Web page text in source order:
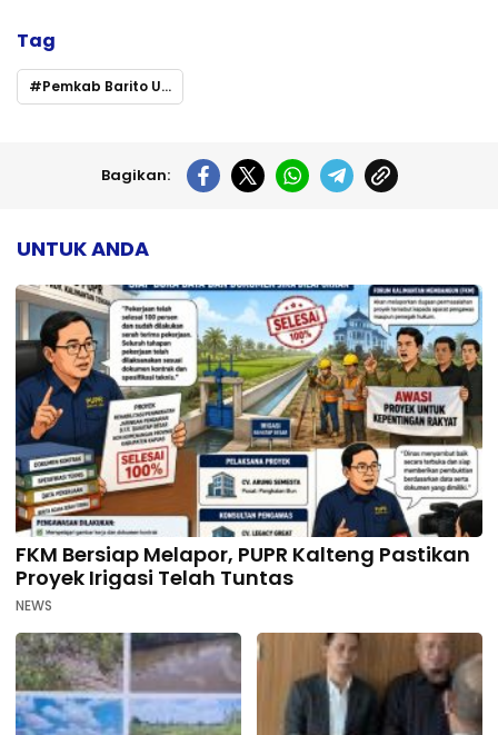
Tag
Pemkab Barito Utara
Bagikan:
UNTUK ANDA
FKM Bersiap Melapor, PUPR Kalteng Pastikan
Proyek Irigasi Telah Tuntas
NEWS